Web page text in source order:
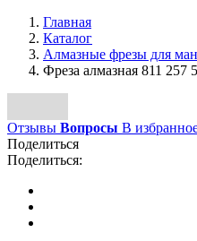
Главная
Каталог
Алмазные фрезы для
Фреза алмазная 811 257
Отзывы Вопросы В
Поделиться
Поделиться: